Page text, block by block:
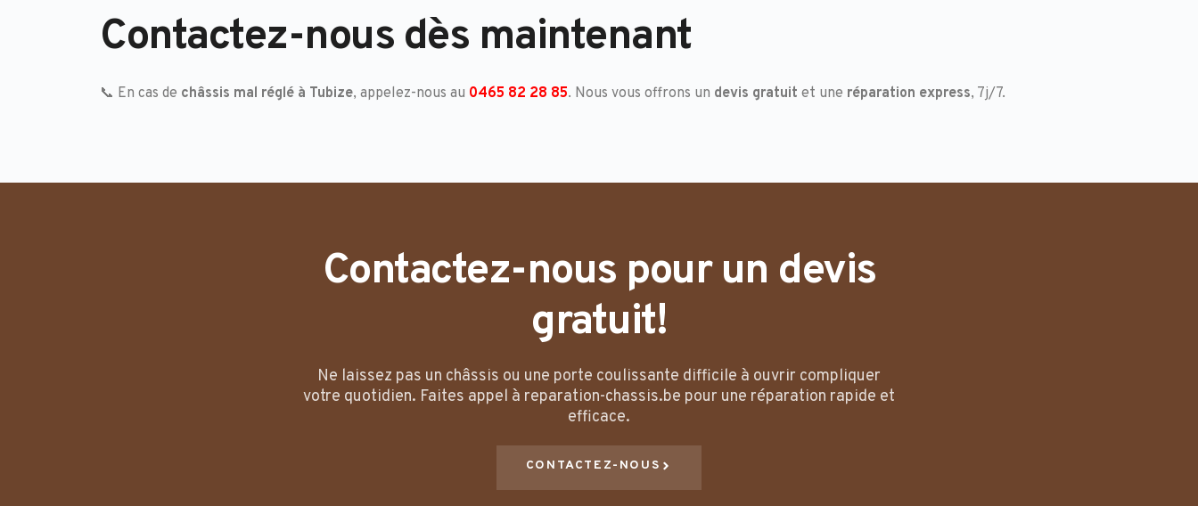
Contactez-nous dès maintenant
📞 En cas de châssis mal réglé à Tubize, appelez-nous au 0465 82 28 85. Nous vous offrons un devis gratuit et une réparation express, 7j/7.
Contactez-nous pour un devis
gratuit!
Ne laissez pas un châssis ou une porte coulissante difficile à ouvrir compliquer
votre quotidien. Faites appel à reparation-chassis.be pour une réparation rapide et
efficace.
CONTACTEZ-NOUS